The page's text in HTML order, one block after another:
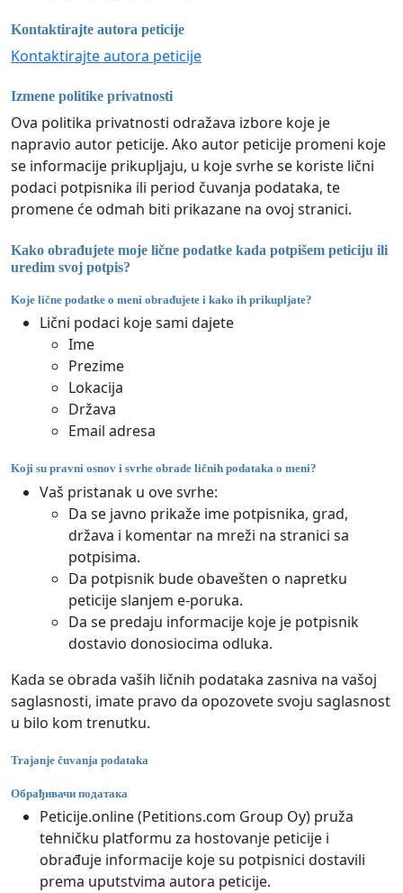
Kontaktirajte autora peticije
Kontaktirajte autora peticije
Izmene politike privatnosti
Ova politika privatnosti odražava izbore koje je
napravio autor peticije. Ako autor peticije promeni koje
se informacije prikupljaju, u koje svrhe se koriste lični
podaci potpisnika ili period čuvanja podataka, te
promene će odmah biti prikazane na ovoj stranici.
Kako obrađujete moje lične podatke kada potpišem peticiju ili
uredim svoj potpis?
Koje lične podatke o meni obrađujete i kako ih prikupljate?
Lični podaci koje sami dajete
Ime
Prezime
Lokacija
Država
Email adresa
Koji su pravni osnov i svrhe obrade ličnih podataka o meni?
Vaš pristanak u ove svrhe:
Da se javno prikaže ime potpisnika, grad,
država i komentar na mreži na stranici sa
potpisima.
Da potpisnik bude obavešten o napretku
peticije slanjem e-poruka.
Da se predaju informacije koje je potpisnik
dostavio donosiocima odluka.
Kada se obrada vaših ličnih podataka zasniva na vašoj
saglasnosti, imate pravo da opozovete svoju saglasnost
u bilo kom trenutku.
Trajanje čuvanja podataka
Обрађивачи података
Peticije.online (Petitions.com Group Oy) pruža
tehničku platformu za hostovanje peticije i
obrađuje informacije koje su potpisnici dostavili
prema uputstvima autora peticije.